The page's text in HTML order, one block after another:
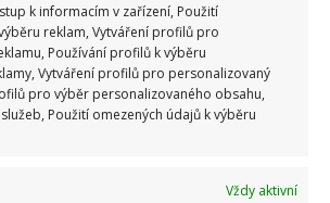
k informacím v zařízení, Použití
reklam, Vytváření profilů pro
Používání profilů k výběru
Vytváření profilů pro personalizovaný
pro výběr personalizovaného obsahu,
Použití omezených údajů k výběru
Vždy aktivní